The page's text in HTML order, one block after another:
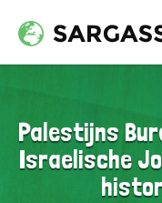
Palestijns
Israelische